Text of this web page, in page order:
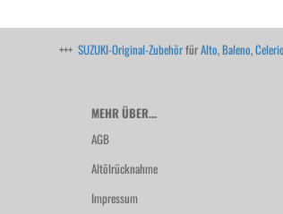
+++ SUZUKI-Original-ZubehörfürAlto,Baleno,Celerio
MEHR ÜBER...
AGB
Altölrücknahme
Impressum